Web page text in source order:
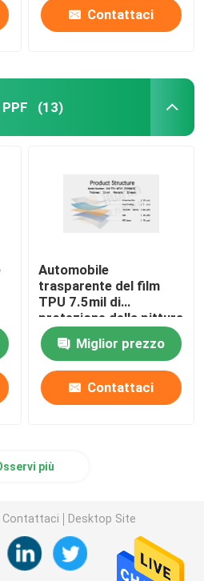
Contattaci
(13)
Automobile
trasparente del film
TPU 7.5mil di
protezione della pittura
di JLW TPU-MT15
(PX98#15) PPF
dipingere film
protettivo
Miglior prezzo
Contattaci
più
Contattaci Desktop Site